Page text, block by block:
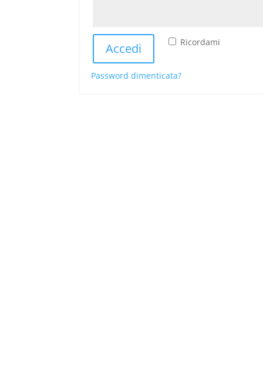
Ricordami
Accedi
Password dimenticata?